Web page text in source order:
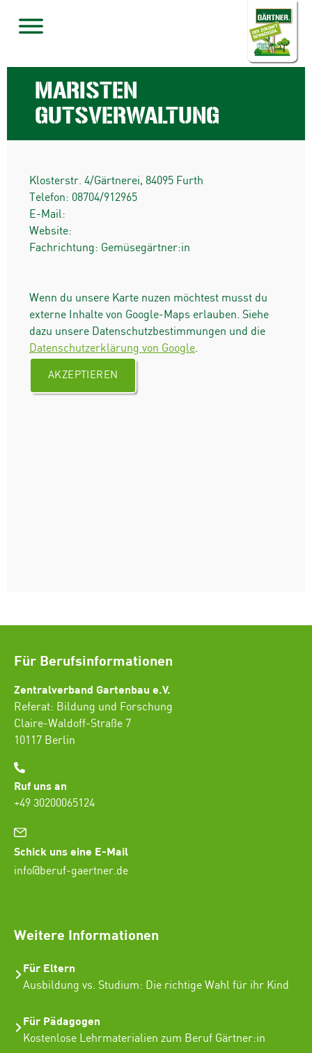
MARISTEN
GUTSVERWALTUNG
Klosterstr. 4/Gärtnerei, 84095 Furth
Telefon: 08704/912965
E-Mail:
Website:
Fachrichtung: Gemüsegärtner:in
Wenn du unsere Karte nuzen möchtest musst du
externe Inhalte von Google-Maps erlauben. Siehe
dazu unsere Datenschutzbestimmungen und die
Datenschutzerklärung von Google.
AKZEPTIEREN
Für Berufsinformationen
Zentralverband Gartenbau e.V.
Referat: Bildung und Forschung
Claire-Waldoff-Straße 7
10117 Berlin
Ruf uns an
+49 30200065124
Schick uns eine E-Mail
info@beruf-gaertner.de
Weitere Informationen
Für Eltern
Ausbildung vs. Studium: Die richtige Wahl für ihr Kind
Für Pädagogen
Kostenlose Lehrmaterialien zum Beruf Gärtner:in